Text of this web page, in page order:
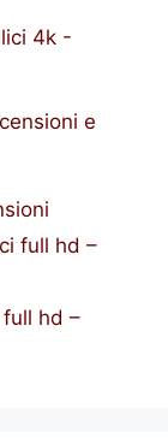
4k -
e
full hd –
hd –